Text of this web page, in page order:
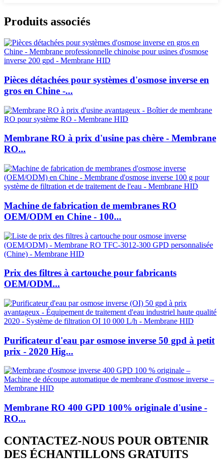
Produits associés
Pièces détachées pour systèmes d'osmose inverse en
gros en Chine -...
Membrane RO à prix d'usine pas chère - Membrane
RO...
Machine de fabrication de membranes RO
OEM/ODM en Chine - 100...
Prix ​​des filtres à cartouche pour fabricants
OEM/ODM...
Purificateur d'eau par osmose inverse 50 gpd à petit
prix - 2020 Hig...
Membrane RO 400 GPD 100% originale d'usine -
RO...
CONTACTEZ-NOUS POUR OBTENIR
DES ÉCHANTILLONS GRATUITS